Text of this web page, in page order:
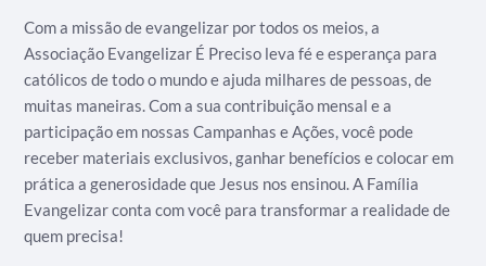
Com a missão de evangelizar por todos os meios, a
Associação Evangelizar É Preciso leva fé e esperança para
católicos de todo o mundo e ajuda milhares de pessoas, de
muitas maneiras. Com a sua contribuição mensal e a
participação em nossas Campanhas e Ações, você pode
receber materiais exclusivos, ganhar benefícios e colocar em
prática a generosidade que Jesus nos ensinou. A Família
Evangelizar conta com você para transformar a realidade de
quem precisa!